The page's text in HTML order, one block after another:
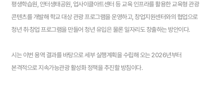
평생학습원, 안터생태공원, 업사이클아트센터 등 교육 인프라를 활용한 교육형 관광
콘텐츠를 개발해 학교 대상 관광 프로그램을 운영하고, 창업지원센터와의 협업으로
청년 취·창업 프로그램을 만들어 청년 유입은 물론 일자리도 창출하는 방안이다.
시는 이번 용역 결과를 바탕으로 세부 실행계획을 수립해 오는 2026년부터
본격적으로 지속가능관광 활성화 정책을 추진할 방침이다.